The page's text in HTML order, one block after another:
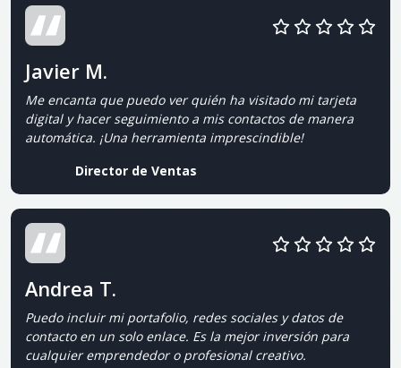
Javier M.
Me encanta que puedo ver quién ha visitado mi tarjeta
digital y hacer seguimiento a mis contactos de manera
automática. ¡Una herramienta imprescindible!
Director de Ventas
Andrea T.
Puedo incluir mi portafolio, redes sociales y datos de
contacto en un solo enlace. Es la mejor inversión para
cualquier emprendedor o profesional creativo.